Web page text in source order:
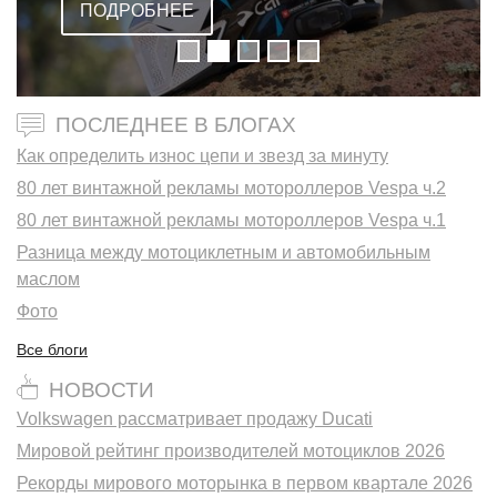
ПОДРОБНЕЕ
ПОСЛЕДНЕЕ В БЛОГАХ
Как определить износ цепи и звезд за минуту
80 лет винтажной рекламы мотороллеров Vespa ч.2
80 лет винтажной рекламы мотороллеров Vespa ч.1
Разница между мотоциклетным и автомобильным
маслом
Фото
Все блоги
НОВОСТИ
Volkswagen рассматривает продажу Ducati
Мировой рейтинг производителей мотоциклов 2026
Рекорды мирового моторынка в первом квартале 2026